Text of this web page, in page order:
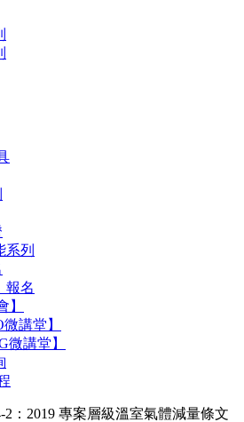
系列
報名
】
微講堂】
微講堂】
2：2019 專案層級溫室氣體減量條文